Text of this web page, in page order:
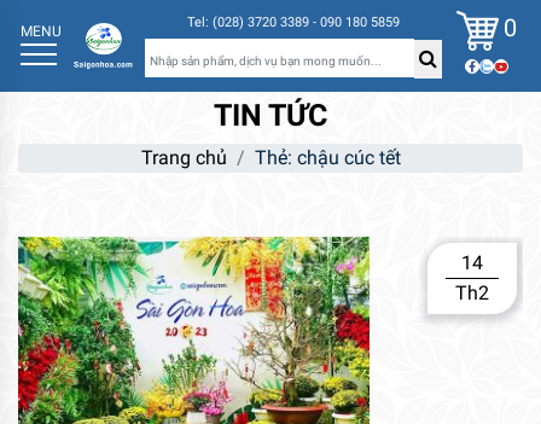
MENU Tel: (028) 3720 3389 - 090 180 5859 0
TIN TỨC
Trang chủ Thẻ: chậu cúc tết
14
Th2